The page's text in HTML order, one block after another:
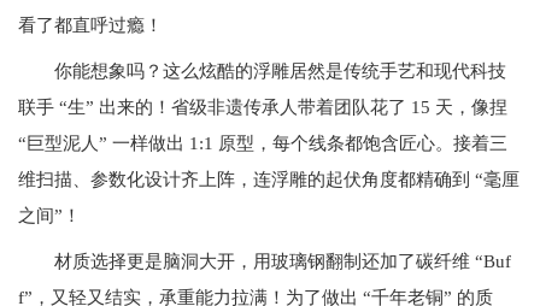
看了都直呼过瘾！
你能想象吗？这么炫酷的浮雕居然是传统手艺和现代科技
联手 “生” 出来的！省级非遗传承人带着团队花了 15 天，像捏
“巨型泥人” 一样做出 1:1 原型，每个线条都饱含匠心。接着三
维扫描、参数化设计齐上阵，连浮雕的起伏角度都精确到 “毫厘
之间”！
材质选择更是脑洞大开，用玻璃钢翻制还加了碳纤维 “Buf
f”，又轻又结实，承重能力拉满！为了做出 “千年老铜” 的质